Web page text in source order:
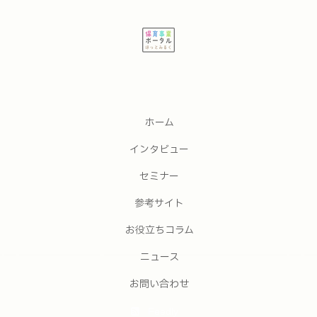
ホーム
インタビュー
セミナー
参考サイト
お役立ちコラム
ニュース
お問い合わせ